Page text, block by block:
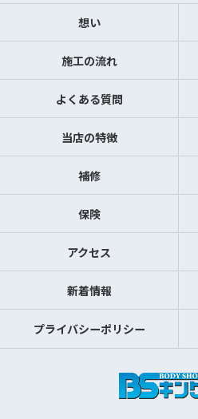
想い
施工の流れ
よくある質問
当店の特徴
補修
保険
アクセス
新着情報
プライバシーポリシー